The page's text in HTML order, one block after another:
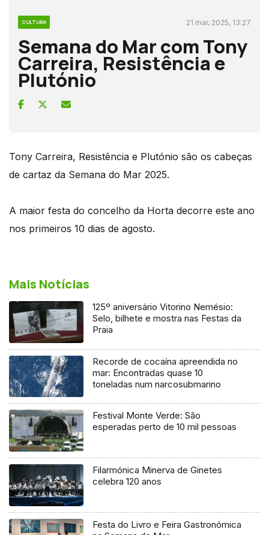
CULTURA 21 mar, 2025, 13:27
Semana do Mar com Tony
Carreira, Resistência e
Plutónio
Tony Carreira, Resistência e Plutónio são os cabeças
de cartaz da Semana do Mar 2025.
A maior festa do concelho da Horta decorre este ano
nos primeiros 10 dias de agosto.
Mais Notícias
125º aniversário Vitorino Nemésio:
Selo, bilhete e mostra nas Festas da
Praia
Recorde de cocaína apreendida no
mar: Encontradas quase 10
toneladas num narcosubmarino
Festival Monte Verde: São
esperadas perto de 10 mil pessoas
Filarmónica Minerva de Ginetes
celebra 120 anos
Festa do Livro e Feira Gastronómica